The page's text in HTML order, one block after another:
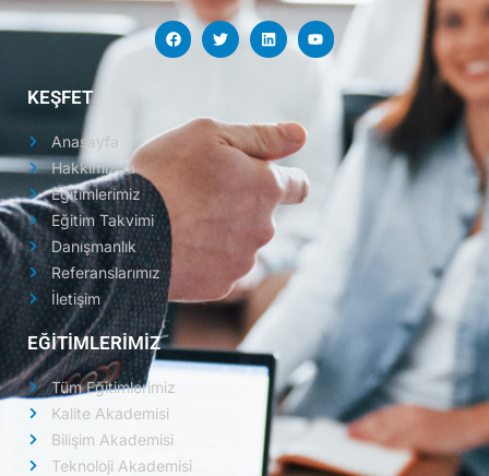
KEŞFET
Anasayfa
Hakkımızda
Eğitimlerimiz
Eğitim Takvimi
Danışmanlık
Referanslarımız
İletişim
EĞİTİMLERİMİZ
Tüm Eğitimlerimiz
Kalite Akademisi
Bilişim Akademisi
Teknoloji Akademisi